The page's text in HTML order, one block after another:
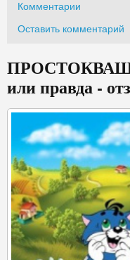
Комментарии
Оставить комментарий
или правда -